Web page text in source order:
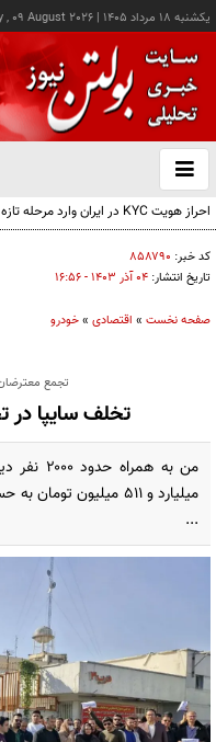
يکشنبه ۱۸ مرداد ۱۴۰۵ |
, 09 August 2026
باز
و
احراز هویت KYC در ایران وارد مرحله تازه ای شد
کد خبر: ۸۵۸۷۹۰
تاریخ انتشار: ۰۴ آذر ۱۴۰۳ - ۱۶:۵۶
صفحه نخست » اقتصادی »خودرو
تجمع
تخلف سایپا در
من به
میلیارد و ۵۱۱ میلیون
...